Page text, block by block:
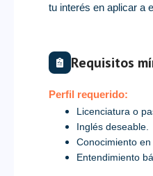
tu interés en aplicar a
Requisitos
Perfil requerido:
Licenciatura o
Inglés deseable.
Conocimiento
Entendimiento